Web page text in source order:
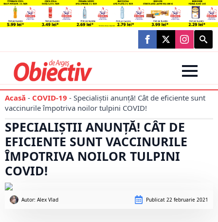
Search
for:
Acasă - COVID-19 - Specialiștii anunță! Cât de eficiente sunt
vaccinurile împotriva noilor tulpini COVID!
SPECIALIȘTII ANUNȚĂ! CÂT DE
EFICIENTE SUNT VACCINURILE
ÎMPOTRIVA NOILOR TULPINI
COVID!
Autor: Alex Vlad Publicat 22 februarie 2021